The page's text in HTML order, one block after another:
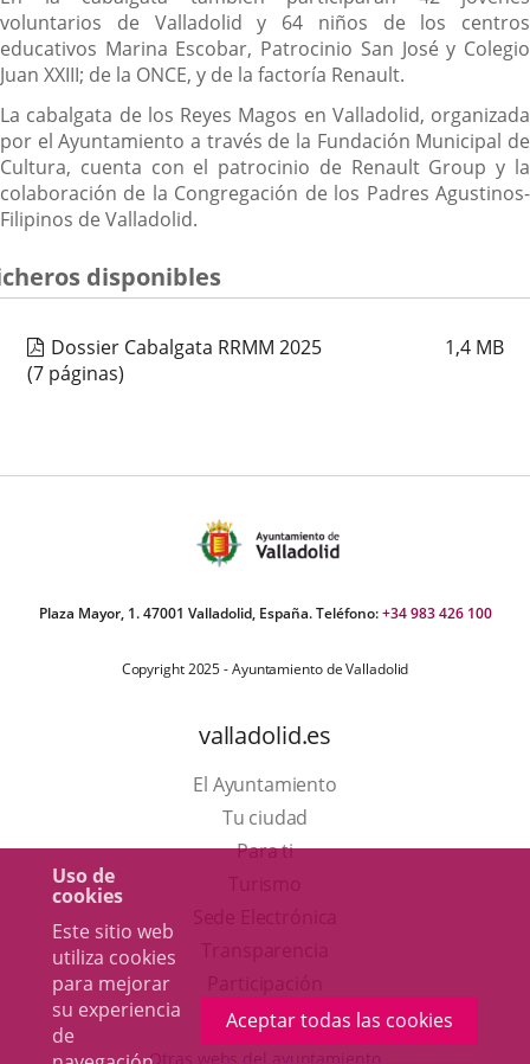
Uso de
cookies
Este sitio web
utiliza cookies
para mejorar
su experiencia
de
Aceptar todas las cookies
voluntarios de Valladolid y 64 niños de los centros
educativos Marina Escobar, Patrocinio San José y Colegio
Juan XXIII; de la ONCE, y de la factoría Renault.
La cabalgata de los Reyes Magos en Valladolid, organizada
por el Ayuntamiento a través de la Fundación Municipal de
Cultura, cuenta con el patrocinio de Renault Group y la
colaboración de la Congregación de los Padres Agustinos-
Filipinos de Valladolid.
disponibles
Dossier Cabalgata RRMM 2025 1,4 MB
(7 páginas)
Plaza Mayor, 1. 47001 Valladolid, España. Teléfono:+34 983 426 100
Copyright 2025 - Ayuntamiento de Valladolid
valladolid.es
El Ayuntamiento
Tu ciudad
Para ti
en
una
aplicación
externa.
Otras webs del ayuntamiento